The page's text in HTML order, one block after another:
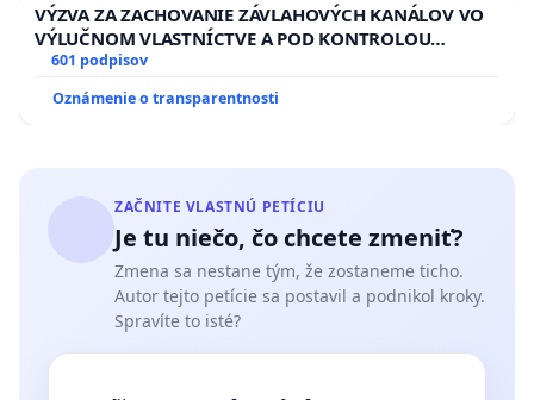
VÝZVA ZA ZACHOVANIE ZÁVLAHOVÝCH KANÁLOV VO
VÝLUČNOM VLASTNÍCTVE A POD KONTROLOU
SLOVENSKEJ REPUBLIKY & žiadosť na riešenie
kanálov na Slovensku
601 podpisov
Oznámenie o transparentnosti
ZAČNITE VLASTNÚ PETÍCIU
Je tu niečo, čo chcete zmeniť?
Zmena sa nestane tým, že zostaneme ticho.
Autor tejto petície sa postavil a podnikol kroky.
Spravíte to isté?